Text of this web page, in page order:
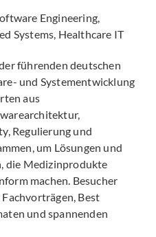
Engineering,
Systems, Healthcare IT
führenden deutschen
und Systementwicklung
aus
Regulierung und
um Lösungen und
die Medizinprodukte
machen. Besucher
Best
und spannenden